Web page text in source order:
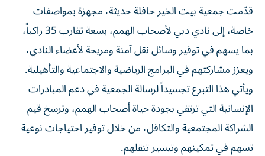
قدّمت جمعية بيت الخير حافلة حديثة، مجهزة بمواصفات
خاصة، إلى نادي دبي لأصحاب الهمم، بسعة تقارب 35 راكباً،
بما يسهم في توفير وسائل نقل آمنة ومريحة لأعضاء النادي،
ويعزز مشاركتهم في البرامج الرياضية والاجتماعية والتأهيلية.
ويأتي هذا التبرع تجسيداً لرسالة الجمعية في دعم المبادرات
الإنسانية التي ترتقي بجودة حياة أصحاب الهمم، وترسخ قيم
الشراكة المجتمعية والتكافل، من خلال توفير احتياجات نوعية
تسهم في تمكينهم وتيسير تنقلهم.